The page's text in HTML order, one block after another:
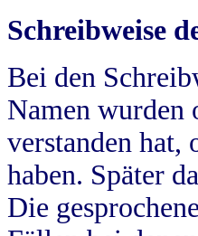
Schreibweise
Bei den
Namen wurden
verstanden hat,
haben. Später
Die